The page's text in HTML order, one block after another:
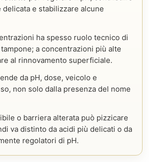
delicata e stabilizzare alcune
ha spesso ruolo tecnico di
a concentrazioni più alte
al rinnovamento superficiale.
da pH, dose, veicolo e
non solo dalla presenza del nome
o barriera alterata può pizzicare
va distinto da acidi più delicati o da
regolatori di pH.